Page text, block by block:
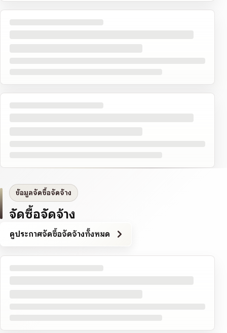
ข้อมูลจัดซื้อจัดจ้าง
จัดซื้อจัดจ้าง
ดูประกาศจัดซื้อจัดจ้างทั้งหมด